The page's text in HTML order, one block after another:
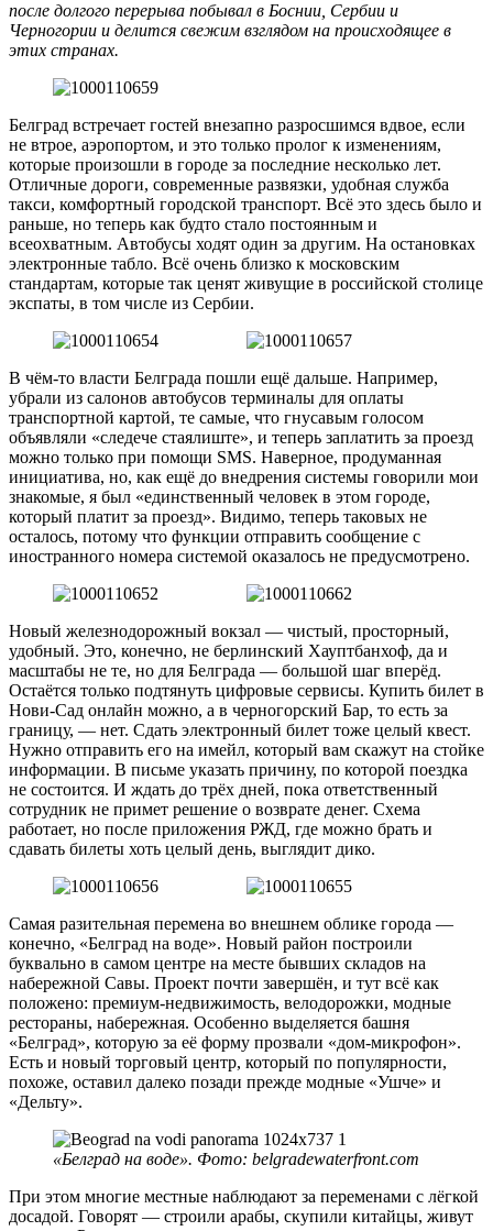
после долгого перерыва побывал в Боснии, Сербии и
Черногории и делится свежим взглядом на происходящее в
этих странах.
Белград встречает гостей внезапно разросшимся вдвое, если
не втрое, аэропортом, и это только пролог к изменениям,
которые произошли в городе за последние несколько лет.
Отличные дороги, современные развязки, удобная служба
такси, комфортный городской транспорт. Всё это здесь было и
раньше, но теперь как будто стало постоянным и
всеохватным. Автобусы ходят один за другим. На остановках
электронные табло. Всё очень близко к московским
стандартам, которые так ценят живущие в российской столице
экспаты, в том числе из Сербии.
В чём-то власти Белграда пошли ещё дальше. Например,
убрали из салонов автобусов терминалы для оплаты
транспортной картой, те самые, что гнусавым голосом
объявляли «следече стаялиште», и теперь заплатить за проезд
можно только при помощи SMS. Наверное, продуманная
инициатива, но, как ещё до внедрения системы говорили мои
знакомые, я был «единственный человек в этом городе,
который платит за проезд». Видимо, теперь таковых не
осталось, потому что функции отправить сообщение с
иностранного номера системой оказалось не предусмотрено.
Новый железнодорожный вокзал — чистый, просторный,
удобный. Это, конечно, не берлинский Хауптбанхоф, да и
масштабы не те, но для Белграда — большой шаг вперёд.
Остаётся только подтянуть цифровые сервисы. Купить билет в
Нови-Сад онлайн можно, а в черногорский Бар, то есть за
границу, — нет. Сдать электронный билет тоже целый квест.
Нужно отправить его на имейл, который вам скажут на стойке
информации. В письме указать причину, по которой поездка
не состоится. И ждать до трёх дней, пока ответственный
сотрудник не примет решение о возврате денег. Схема
работает, но после приложения РЖД, где можно брать и
сдавать билеты хоть целый день, выглядит дико.
Самая разительная перемена во внешнем облике города —
конечно, «Белград на воде». Новый район построили
буквально в самом центре на месте бывших складов на
набережной Савы. Проект почти завершён, и тут всё как
положено: премиум-недвижимость, велодорожки, модные
рестораны, набережная. Особенно выделяется башня
«Белград», которую за её форму прозвали «дом-микрофон».
Есть и новый торговый центр, который по популярности,
похоже, оставил далеко позади прежде модные «Ушче» и
«Дельту».
«Белград на воде». Фото: belgradewaterfront.com
При этом многие местные наблюдают за переменами с лёгкой
досадой. Говорят — строили арабы, скупили китайцы, живут